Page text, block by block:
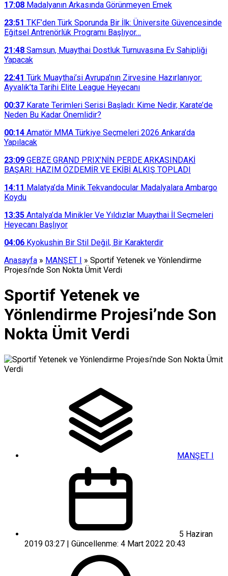
17:08 Madalyanın Arkasında Görünmeyen Emek
23:51 TKF’den Türk Sporunda Bir İlk: Üniversite Güvencesinde
Eğitsel Antrenörlük Programı Başlıyor…
21:48 Samsun, Muaythai Dostluk Turnuvasına Ev Sahipliği
Yapacak
22:41 Türk Muaythai’si Avrupa’nın Zirvesine Hazırlanıyor:
Ayvalık’ta Tarihi Elite League Heyecanı
00:37 Karate Terimleri Serisi Başladı: Kime Nedir, Karate’de
Neden Bu Kadar Önemlidir?
00:14 Amatör MMA Türkiye Seçmeleri 2026 Ankara’da
Yapılacak
23:09 GEBZE GRAND PRIX’NİN PERDE ARKASINDAKİ
BAŞARI: HAZIM ÖZDEMİR VE EKİBİ ALKIŞ TOPLADI
14:11 Malatya’da Minik Tekvandocular Madalyalara Ambargo
Koydu
13:35 Antalya’da Minikler Ve Yıldızlar Muaythai İl Seçmeleri
Heyecanı Başlıyor
04:06 Kyokushin Bir Stil Değil, Bir Karakterdir
Anasayfa » MANŞET I » Sportif Yetenek ve Yönlendirme
Projesi’nde Son Nokta Ümit Verdi
Sportif Yetenek ve
Yönlendirme Projesi’nde Son
Nokta Ümit Verdi
MANŞET I
5 Haziran
2019 03:27 | Güncellenme: 4 Mart 2022 20:43